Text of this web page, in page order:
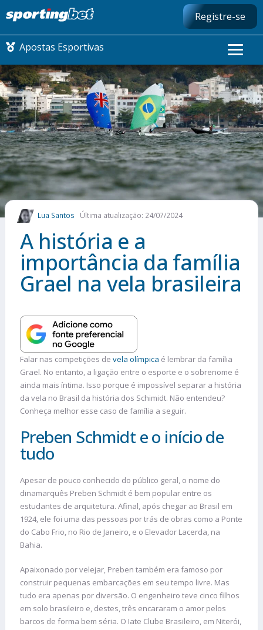
Registre-se
Apostas Esportivas
CONMEBOL LIBERTADORES
FUTEBOL NACIONAL
FUTEBOL INTERNACIONAL
COMO APOSTAR
MAIS ESPORTES
Lua Santos Última atualização: 24/07/2024
A história e a
importância da família
Grael na vela brasileira
Falar nas competições de vela olímpica é lembrar da família
Grael. No entanto, a ligação entre o esporte e o sobrenome é
ainda mais íntima. Isso porque é impossível separar a história
da vela no Brasil da história dos Schimidt. Não entendeu?
Conheça melhor esse caso de família a seguir.
Preben Schmidt e o início de
tudo
Apesar de pouco conhecido do público geral, o nome do
dinamarquês Preben Schmidt é bem popular entre os
estudantes de arquitetura. Afinal, após chegar ao Brasil em
1924, ele foi uma das pessoas por trás de obras como a Ponte
do Cabo Frio, no Rio de Janeiro, e o Elevador Lacerda, na
Bahia.
Apaixonado por velejar, Preben também era famoso por
construir pequenas embarcações em seu tempo livre. Mas
tudo era apenas por diversão. O engenheiro teve cinco filhos
em solo brasileiro e, destes, três encararam o amor pelos
barcos de forma bem séria. O Iate Clube Brasileiro, em Niterói,